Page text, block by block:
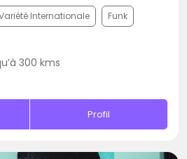
Internationale Funk
300 kms
Profil